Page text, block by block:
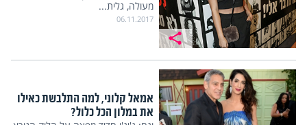
מעולה, גלית...
06.11.2017
אמאל קלוני, למה התלבשת כאילו
את במלון הכל כלול?